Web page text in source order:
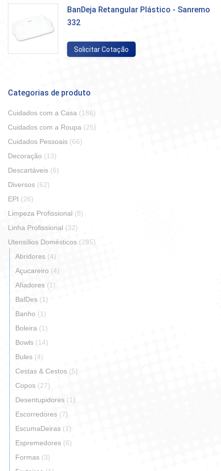
BanDeja Retangular Plástico - Sanremo
332
Solicitar Cotação
Categorias de produto
Cuidados com a Casa (186)
Cuidados com a Roupa (25)
Cuidados Pessoais (66)
Decoração (13)
Descartáveis (6)
Diversos (62)
EPI (26)
Limpeza Profissional (8)
Linha Profissional (32)
Utensílios Domésticos (285)
Abridores (4)
Açucareiro (4)
Afiadores (1)
BalDes (1)
Banho (1)
Boleira (1)
Bowls (14)
Bules (4)
Cestas & Cestos (5)
Copos (27)
Desentupidores (1)
Escorredores (7)
EscumaDeiras (1)
Espremedores (6)
Formas (3)